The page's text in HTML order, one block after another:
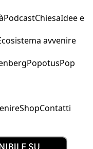
PodcastChiesaIdee e
avvenire
PopotusPop
ShopContatti